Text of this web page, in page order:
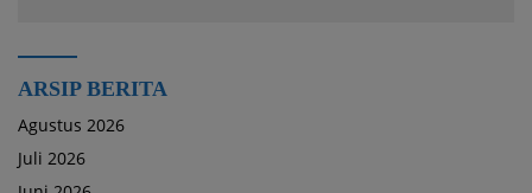
ARSIP BERITA
Agustus 2026
Juli 2026